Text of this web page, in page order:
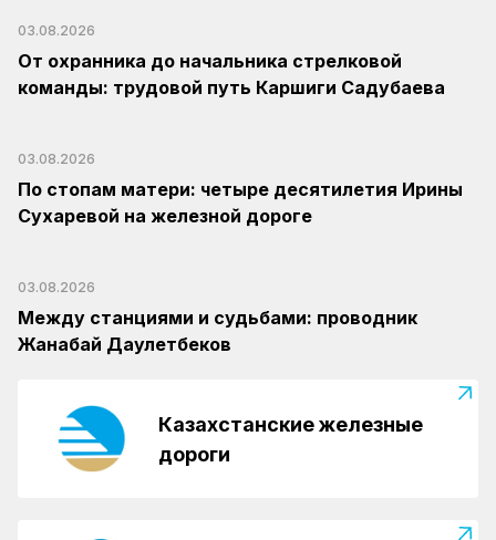
03.08.2026
От охранника до начальника стрелковой
команды: трудовой путь Каршиги Садубаева
03.08.2026
По стопам матери: четыре десятилетия Ирины
Сухаревой на железной дороге
03.08.2026
Между станциями и судьбами: проводник
Жанабай Даулетбеков
Казахстанские железные
дороги